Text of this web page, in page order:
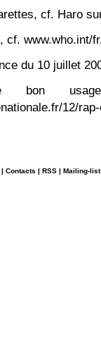
cf. Haro
cf. www.who.int/
du 10 juillet
usage
12/
| Contacts | RSS | Mailing-list